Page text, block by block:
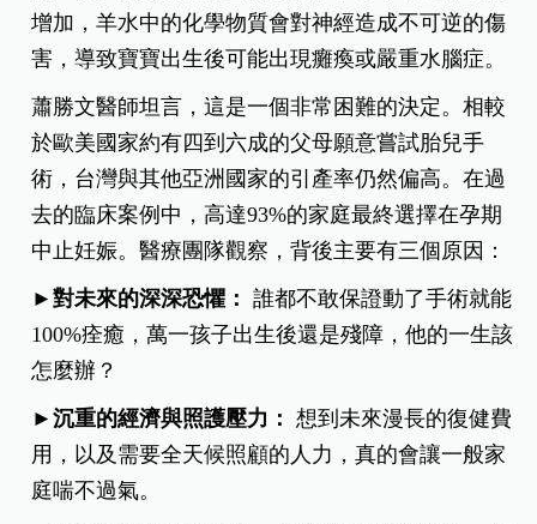
增加，羊水中的化學物質會對神經造成不可逆的傷
害，導致寶寶出生後可能出現癱瘓或嚴重水腦症。
蕭勝文醫師坦言，這是一個非常困難的決定。相較
於歐美國家約有四到六成的父母願意嘗試胎兒手
術，台灣與其他亞洲國家的引產率仍然偏高。在過
去的臨床案例中，高達93%的家庭最終選擇在孕期
中止妊娠。醫療團隊觀察，背後主要有三個原因：
►對未來的深深恐懼： 誰都不敢保證動了手術就能
100%痊癒，萬一孩子出生後還是殘障，他的一生該
怎麼辦？
►沉重的經濟與照護壓力： 想到未來漫長的復健費
用，以及需要全天候照顧的人力，真的會讓一般家
庭喘不過氣。